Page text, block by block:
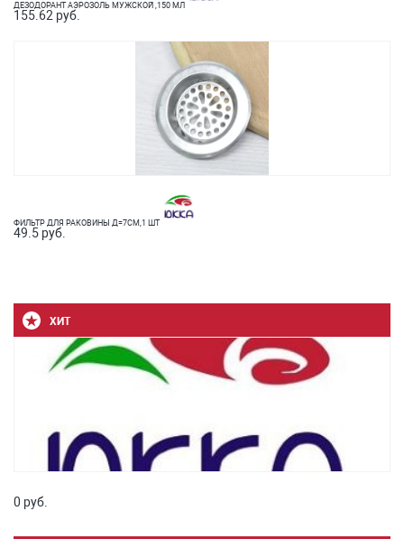
ДЕЗОДОРАНТ АЭРОЗОЛЬ МУЖСКОЙ ,150 МЛ
155.62 руб.
ФИЛЬТР ДЛЯ РАКОВИНЫ Д=7СМ,1 ШТ
49.5 руб.
ХИТ
0 руб.